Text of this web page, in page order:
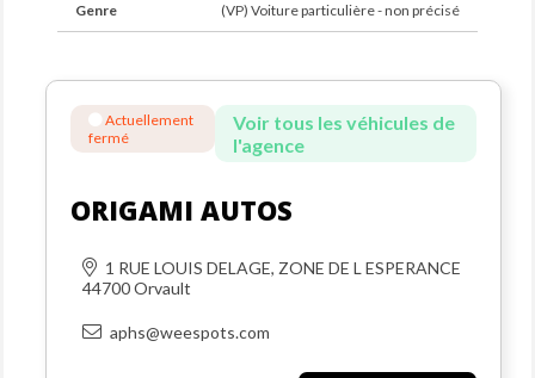
Genre (VP) Voiture particulière - non précisé
Actuellement
fermé
Voir tous les véhicules de
l'agence
ORIGAMI AUTOS
1 RUE LOUIS DELAGE, ZONE DE L ESPERANCE
44700 Orvault
aphs@weespots.com